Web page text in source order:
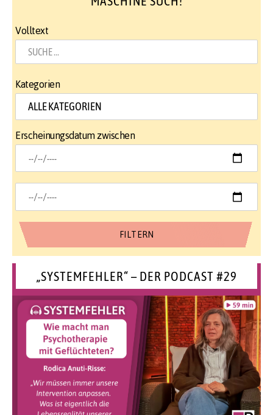
Volltext
Kategorien
Erscheinungsdatum zwischen
„SYSTEMFEHLER“ – DER PODCAST #29